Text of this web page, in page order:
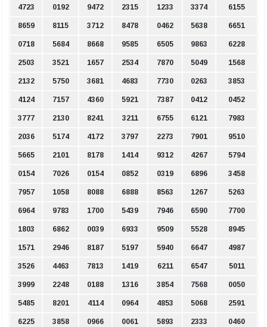
4723 0192 9472 2315 1233 3374 6155
8659 8115 3712 8478 0462 5638 6651
0718 5684 8668 9585 6505 9863 6228
2503 3521 1657 2534 7870 5049 1568
2132 5750 3681 4683 7730 0263 3853
4124 7157 4360 5921 7387 0412 0452
3777 2130 8241 3211 6755 6121 7983
2036 5174 4172 3797 2273 7901 9510
5665 2101 8178 1414 9312 4267 5794
0154 7026 0154 0852 0319 6896 3458
7957 1058 8088 6888 8563 1267 5263
6964 9783 1700 5439 7946 6590 7700
1803 6862 0039 6933 9509 5528 8945
1571 2946 8187 5197 5940 6647 4987
3526 4463 7813 1419 6211 6547 5011
3999 2248 0188 1316 3854 7568 0050
5485 8201 4114 0964 4853 5068 2591
6225 3858 0966 0061 5893 2333 0460